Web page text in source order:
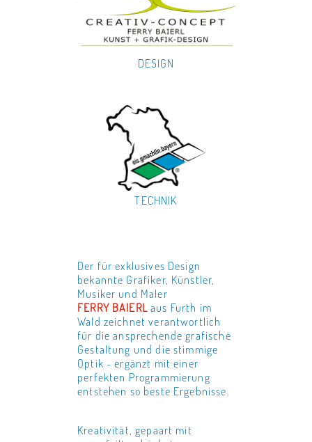
DESIGN
TECHNIK
Der für exklusives Design
bekannte Grafiker, Künstler,
Musiker und Maler
FERRY BAIERLaus Furth im
Wald zeichnet verantwortlich
für die ansprechende grafische
Gestaltung und die stimmige
Optik - ergänzt mit einer
perfekten Programmierung
entstehen so beste Ergebnisse.
Kreativität, gepaart mit